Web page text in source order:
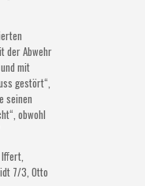
der Abwehr
mit
gestört“,
seinen
obwohl
7/3, Otto